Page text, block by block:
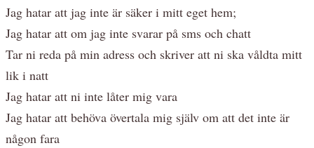
Jag hatar att jag inte är säker i mitt eget hem;
Jag hatar att om jag inte svarar på sms och chatt
Tar ni reda på min adress och skriver att ni ska våldta mitt
lik i natt
Jag hatar att ni inte låter mig vara
Jag hatar att behöva övertala mig själv om att det inte är
någon fara